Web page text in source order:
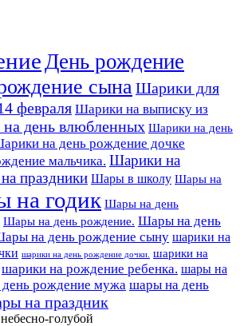
День рождение
сынаШарики для
февраля Шарики на выписку из
день влюбленных Шарики на день
на день рождение дочке
мальчика. Шарики на
праздники Шары в школу Шары на
на годик Шары на день
Шары на день рождение. Шары на день
на день рождение сыну шарики на
шарики на день рождение дочки.
шарики на
шарики на рождение ребенка. шары на
рождение мужа шары на день
на праздник
небесно-голубой